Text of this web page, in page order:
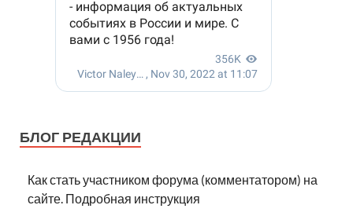
БЛОГ РЕДАКЦИИ
Как стать участником форума (комментатором) на
сайте. Подробная инструкция